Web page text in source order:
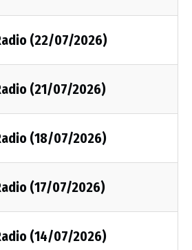
(22/07/2026)
(21/07/2026)
(18/07/2026)
(17/07/2026)
(14/07/2026)